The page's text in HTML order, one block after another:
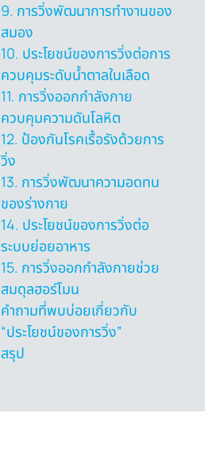
9. การวิ่งพัฒนาการทำงานของ
สมอง
10. ประโยชน์ของการวิ่งต่อการ
ควบคุมระดับน้ำตาลในเลือด
11. การวิ่งออกกำลังกาย
ควบคุมความดันโลหิต
12. ป้องกันโรคเรื้อรังด้วยการ
วิ่ง
13. การวิ่งพัฒนาความอดทน
ของร่างกาย
14. ประโยชน์ของการวิ่งต่อ
ระบบย่อยอาหาร
15. การวิ่งออกกำลังกายช่วย
สมดุลฮอร์โมน
คำถามที่พบบ่อยเกี่ยวกับ
“ประโยชน์ของการวิ่ง”
สรุป